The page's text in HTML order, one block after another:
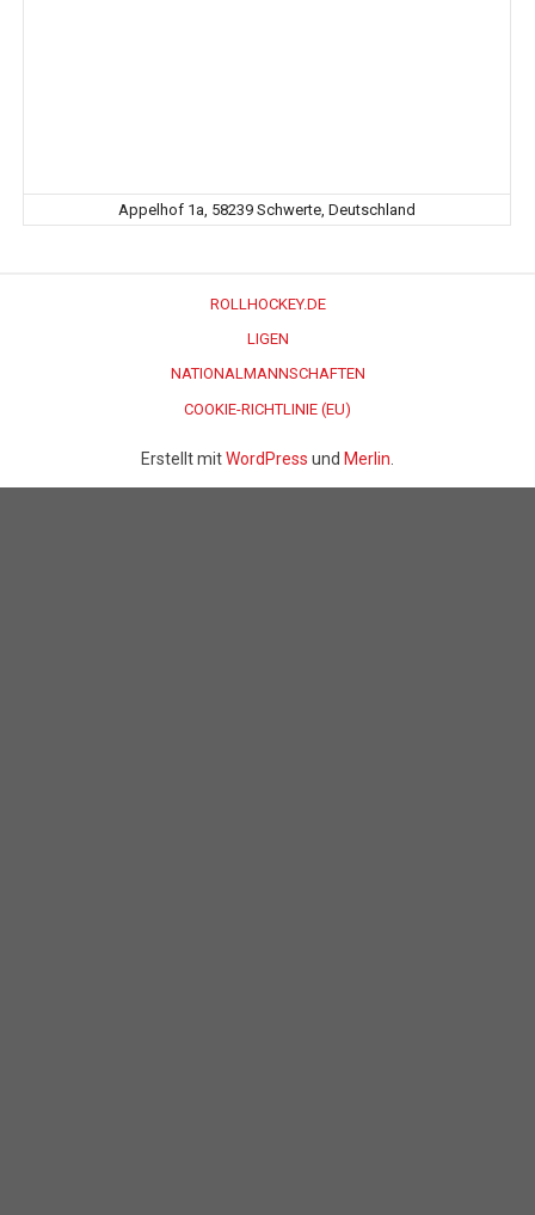
Appelhof 1a, 58239 Schwerte, Deutschland
ROLLHOCKEY.DE
LIGEN
NATIONALMANNSCHAFTEN
COOKIE-RICHTLINIE (EU)
Erstellt mitWordPress und Merlin